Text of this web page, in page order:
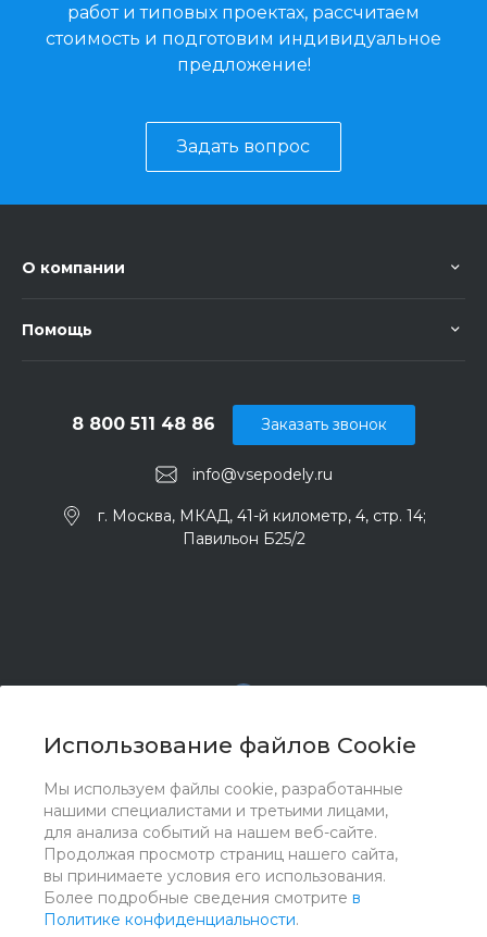
Использование файлов Cookie
Мы используем файлы cookie, разработанные
нашими специалистами и третьими лицами,
для анализа событий на нашем веб-сайте.
Продолжая просмотр страниц нашего сайта,
вы принимаете условия его использования.
Более подробные сведения смотрите в
Политике конфиденциальности.
работ и типовых проектах, рассчитаем
стоимость и подготовим индивидуальное
предложение!
Задать вопрос
О компании
Помощь
info@vsepodely.ru
8 800 511 48 86
г. Москва, МКАД, 41-й километр, 4, стр. 14;
Павильон Б25/2
Заказать звонок
© 2017 - 2026 ООО "Комплектстрой 41", Все права
защищены